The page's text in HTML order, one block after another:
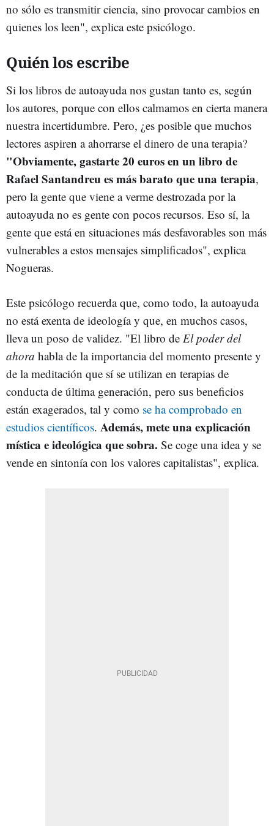
no sólo es transmitir ciencia, sino provocar cambios en
quienes los leen", explica este psicólogo.
Quién los escribe
Si los libros de autoayuda nos gustan tanto es, según
los autores, porque con ellos calmamos en cierta manera
nuestra incertidumbre. Pero, ¿es posible que muchos
lectores aspiren a ahorrarse el dinero de una terapia?
"Obviamente, gastarte 20 euros en un libro de
Rafael Santandreu es más barato que una terapia,
pero la gente que viene a verme destrozada por la
autoayuda no es gente con pocos recursos. Eso sí, la
gente que está en situaciones más desfavorables son más
vulnerables a estos mensajes simplificados", explica
Nogueras.
Este psicólogo recuerda que, como todo, la autoayuda
no está exenta de ideología y que, en muchos casos,
lleva un poso de validez. "El libro de El poder del
ahora habla de la importancia del momento presente y
de la meditación que sí se utilizan en terapias de
conducta de última generación, pero sus beneficios
están exagerados, tal y como se ha comprobado en
estudios científicos. Además, mete una explicación
mística e ideológica que sobra. Se coge una idea y se
vende en sintonía con los valores capitalistas", explica.